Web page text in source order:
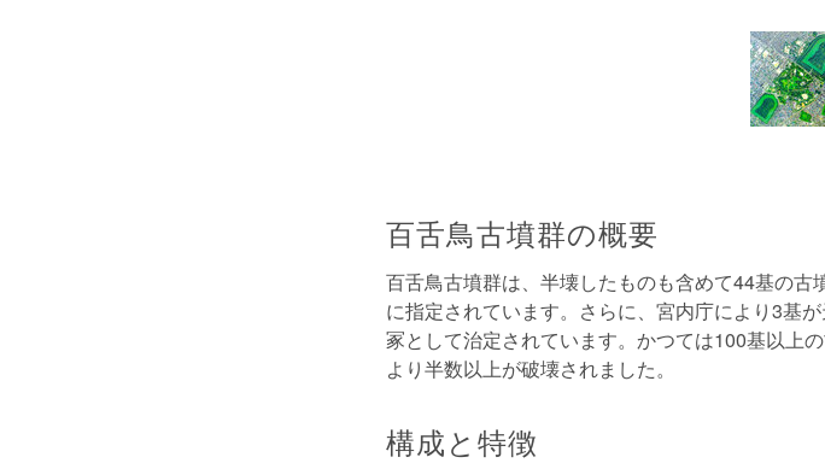
百舌鳥古墳群の概要
百舌鳥古墳群は、半壊したものも含めて44基の
に指定されています。さらに、宮内庁により3基
冢として治定されています。かつては100基以上
より半数以上が破壊されました。
構成と特徴